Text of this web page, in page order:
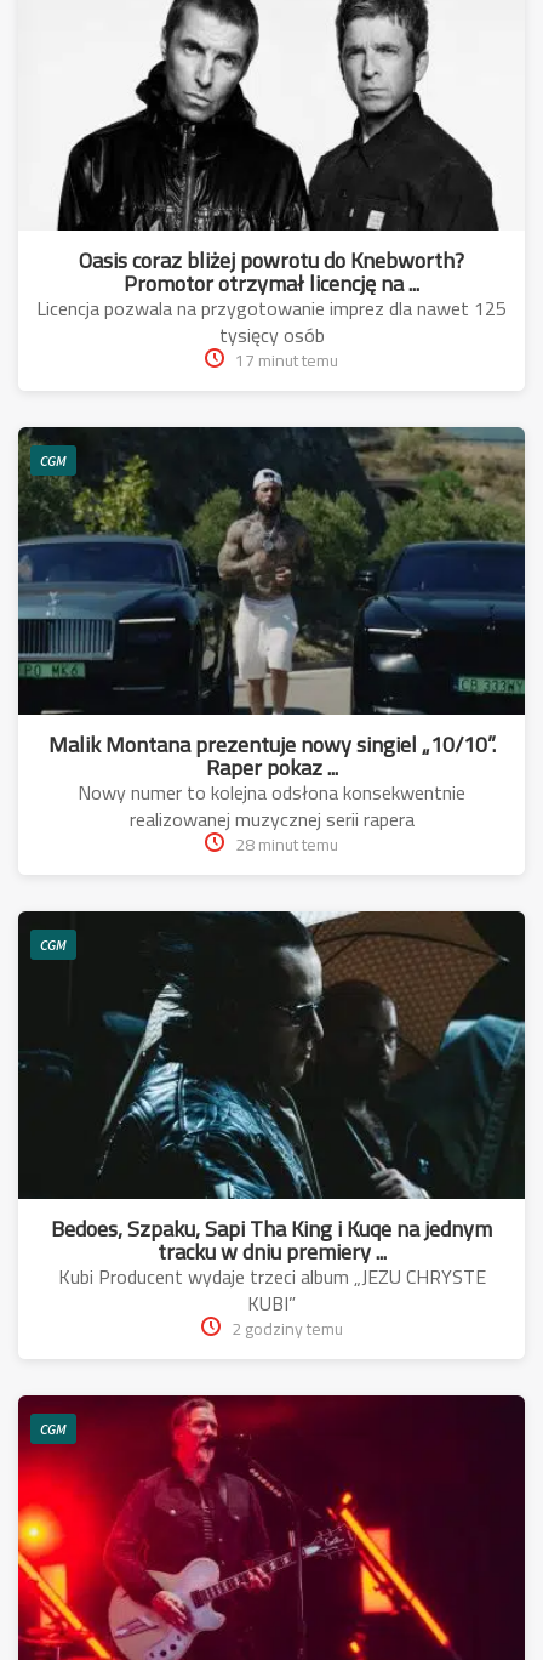
Oasis coraz bliżej powrotu do Knebworth?
Promotor otrzymał licencję na ...
Licencja pozwala na przygotowanie imprez dla nawet 125
tysięcy osób
17 minut temu
CGM
Malik Montana prezentuje nowy singiel „10/10”.
Raper pokaz ...
Nowy numer to kolejna odsłona konsekwentnie
realizowanej muzycznej serii rapera
28 minut temu
CGM
Bedoes, Szpaku, Sapi Tha King i Kuqe na jednym
tracku w dniu premiery ...
Kubi Producent wydaje trzeci album „JEZU CHRYSTE
KUBI”
2 godziny temu
CGM